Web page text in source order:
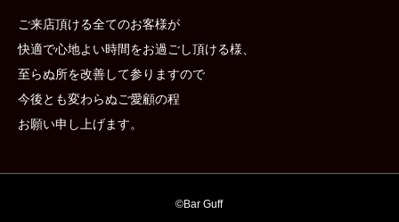
ご来店頂ける全てのお客様が
快適で心地よい時間をお過ごし頂ける様、
至らぬ所を改善して参りますので
今後とも変わらぬご愛顧の程
お願い申し上げます。
©︎Bar Guff